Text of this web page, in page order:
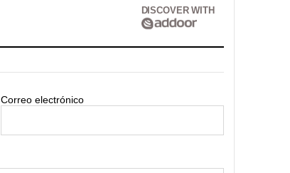
DISCOVER WITH
Correo electrónico